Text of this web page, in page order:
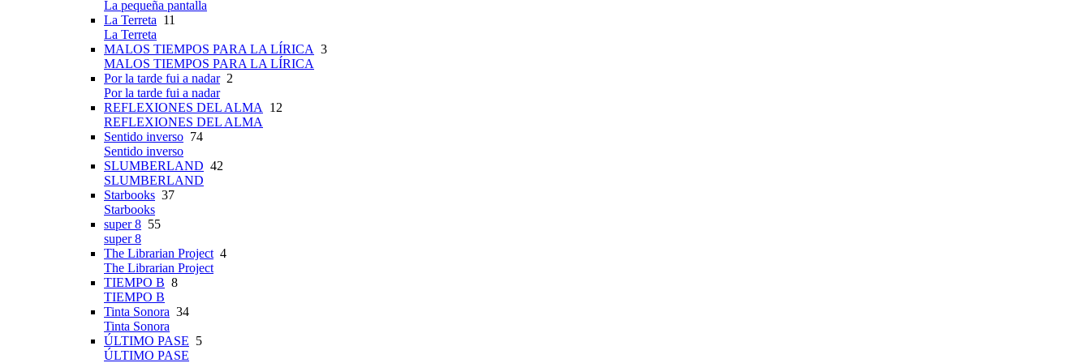
La pequeña pantalla
La Terreta 11
La Terreta
MALOS TIEMPOS PARA LA LÍRICA 3
MALOS TIEMPOS PARA LA LÍRICA
Por la tarde fui a nadar2
Por la tarde fui a nadar
REFLEXIONES DEL ALMA 12
REFLEXIONES DEL ALMA
Sentido inverso 74
Sentido inverso
SLUMBERLAND 42
SLUMBERLAND
Starbooks 37
Starbooks
super 8 55
super 8
The Librarian Project4
The Librarian Project
TIEMPO B 8
TIEMPO B
Tinta Sonora 34
Tinta Sonora
ÚLTIMO PASE 5
ÚLTIMO PASE